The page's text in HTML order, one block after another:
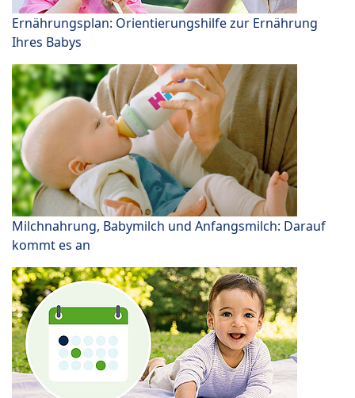
Ernährungsplan: Orientierungshilfe zur Ernährung
Ihres Babys
Milchnahrung, Babymilch und Anfangsmilch: Darauf
kommt es an